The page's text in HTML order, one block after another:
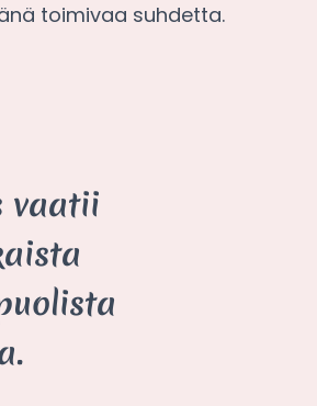
toimivaa suhdetta.
vaatii